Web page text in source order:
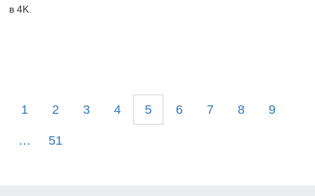
в 4K.
1 2 3 4 5 6 7 8 9
… 51